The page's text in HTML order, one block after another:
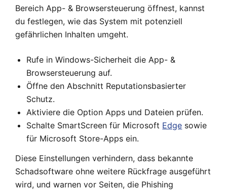
Bereich App- & Browsersteuerung öffnest, kannst
du festlegen, wie das System mit potenziell
gefährlichen Inhalten umgeht.
Rufe in Windows-Sicherheit die App- &
Browsersteuerung auf.
Öffne den Abschnitt Reputationsbasierter
Schutz.
Aktiviere die Option Apps und Dateien prüfen.
Schalte SmartScreen für Microsoft Edge sowie
für Microsoft Store-Apps ein.
Diese Einstellungen verhindern, dass bekannte
Schadsoftware ohne weitere Rückfrage ausgeführt
wird, und warnen vor Seiten, die Phishing